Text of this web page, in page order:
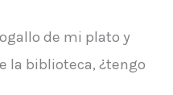
de mi plato y
la biblioteca, ¿tengo